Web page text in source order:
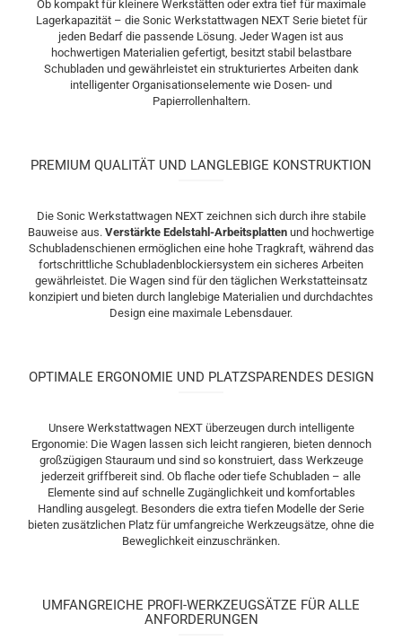
Ob kompakt für kleinere Werkstätten oder extra tief für maximale
Lagerkapazität – die Sonic Werkstattwagen NEXT Serie bietet für
jeden Bedarf die passende Lösung. Jeder Wagen ist aus
hochwertigen Materialien gefertigt, besitzt stabil belastbare
Schubladen und gewährleistet ein strukturiertes Arbeiten dank
intelligenter Organisationselemente wie Dosen- und
Papierrollenhaltern.
PREMIUM QUALITÄT UND LANGLEBIGE KONSTRUKTION
Die Sonic Werkstattwagen NEXT zeichnen sich durch ihre stabile
Bauweise aus. Verstärkte Edelstahl-Arbeitsplatten und hochwertige
Schubladenschienen ermöglichen eine hohe Tragkraft, während das
fortschrittliche Schubladenblockiersystem ein sicheres Arbeiten
gewährleistet. Die Wagen sind für den täglichen Werkstatteinsatz
konzipiert und bieten durch langlebige Materialien und durchdachtes
Design eine maximale Lebensdauer.
OPTIMALE ERGONOMIE UND PLATZSPARENDES DESIGN
Unsere Werkstattwagen NEXT überzeugen durch intelligente
Ergonomie: Die Wagen lassen sich leicht rangieren, bieten dennoch
großzügigen Stauraum und sind so konstruiert, dass Werkzeuge
jederzeit griffbereit sind. Ob flache oder tiefe Schubladen – alle
Elemente sind auf schnelle Zugänglichkeit und komfortables
Handling ausgelegt. Besonders die extra tiefen Modelle der Serie
bieten zusätzlichen Platz für umfangreiche Werkzeugsätze, ohne die
Beweglichkeit einzuschränken.
UMFANGREICHE PROFI-WERKZEUGSÄTZE FÜR ALLE
ANFORDERUNGEN